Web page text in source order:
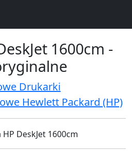
1600cm -
Drukarki
Hewlett Packard (HP)